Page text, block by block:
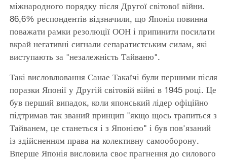
міжнародного порядку після Другої світової війни.
86,6% респондентів відзначили, що Японія повинна
поважати рамки резолюції ООН і припинити посилати
вкрай негативні сигнали сепаратистським силам, які
виступають за "незалежність Тайваню".
Такі висловлювання Санае Такаїчі були першими після
поразки Японії у Другій світовій війні в 1945 році. Це
був перший випадок, коли японський лідер офіційно
підтримав так званий принцип "якщо щось трапиться з
Тайванем, це станеться і з Японією" і був пов'язаний
із здійсненням права на колективну самооборону.
Вперше Японія висловила своє прагнення до силового